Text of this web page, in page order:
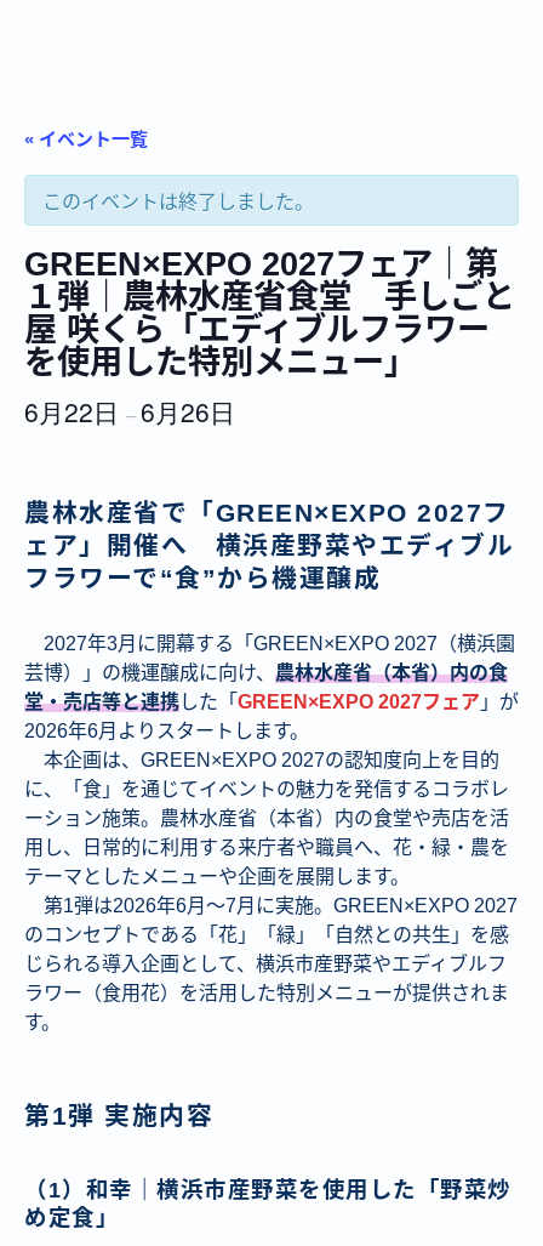
« イベント一覧
このイベントは終了しました。
GREEN×EXPO 2027フェア｜第
１弾｜農林水産省食堂 手しごと
屋 咲くら「エディブルフラワー
を使用した特別メニュー」
6月22日 – 6月26日
農林水産省で「GREEN×EXPO 2027フ
ェア」開催へ 横浜産野菜やエディブル
フラワーで“食”から機運醸成
2027年3月に開幕する「GREEN×EXPO 2027（横浜園
芸博）」の機運醸成に向け、 農林水産省（本省）内の食
堂・売店等と連携した「 GREEN×EXPO 2027フェア 」が
2026年6月よりスタートします。
本企画は、GREEN×EXPO 2027の認知度向上を目的
に、「食」を通じてイベントの魅力を発信するコラボレ
ーション施策。農林水産省（本省）内の食堂や売店を活
用し、日常的に利用する来庁者や職員へ、花・緑・農を
テーマとしたメニューや企画を展開します。
第1弾は2026年6月～7月に実施。GREEN×EXPO 2027
のコンセプトである「花」「緑」「自然との共生」を感
じられる導入企画として、横浜市産野菜やエディブルフ
ラワー（食用花）を活用した特別メニューが提供されま
す。
第1弾 実施内容
（1）和幸｜横浜市産野菜を使用した「野菜炒
め定食」